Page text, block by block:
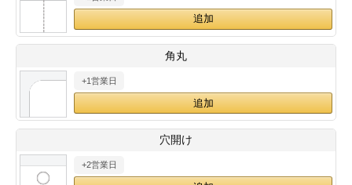
ード印刷
刷
印刷
印刷
形マル型
印刷
刷
・・休業日
角丸
+1営業日
穴開け
+2営業日